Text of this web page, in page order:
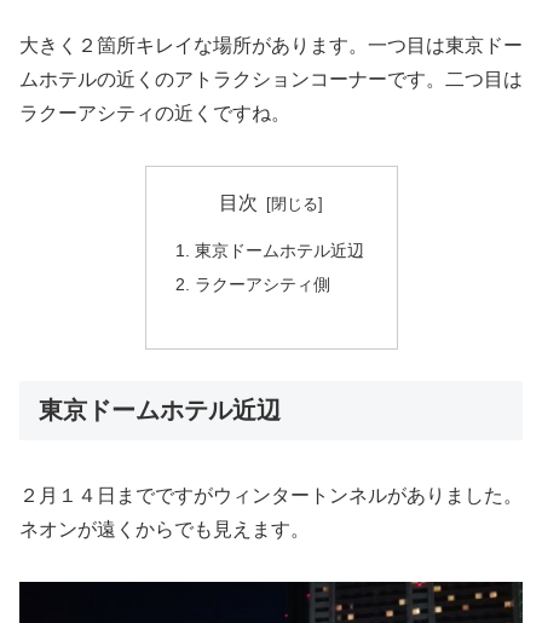
大きく２箇所キレイな場所があります。一つ目は東京ドー
ムホテルの近くのアトラクションコーナーです。二つ目は
ラクーアシティの近くですね。
目次
東京ドームホテル近辺
ラクーアシティ側
東京ドームホテル近辺
２月１４日までですがウィンタートンネルがありました。
ネオンが遠くからでも見えます。